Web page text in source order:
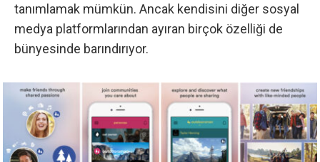
tanımlamak mümkün. Ancak kendisini diğer sosyal
medya platformlarından ayıran birçok özelliği de
bünyesinde barındırıyor.